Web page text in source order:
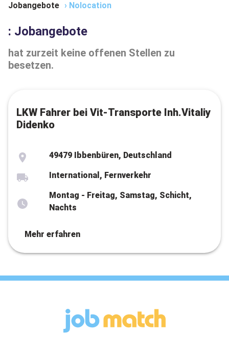
Jobangebote › Nolocation
: Jobangebote
hat zurzeit keine offenen Stellen zu
besetzen.
LKW Fahrer bei Vit-Transporte Inh.Vitaliy
Didenko
49479 Ibbenbüren, Deutschland
International, Fernverkehr
Montag - Freitag, Samstag, Schicht,
Nachts
Mehr erfahren